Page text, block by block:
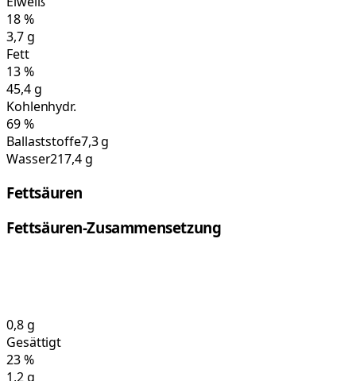
18%
3,7g
Fett
13%
45,4g
Kohlenhydr.
69%
Ballaststoffe7,3 g
Wasser217,4 g
Fettsäuren
Fettsäuren-Zusammensetzung
0,8g
Gesättigt
23%
1,2g